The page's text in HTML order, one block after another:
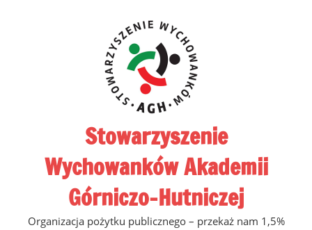
Stowarzyszenie
Wychowanków Akademii
Górniczo-Hutniczej
Organizacja pożytku publicznego – przekaż nam 1,5%